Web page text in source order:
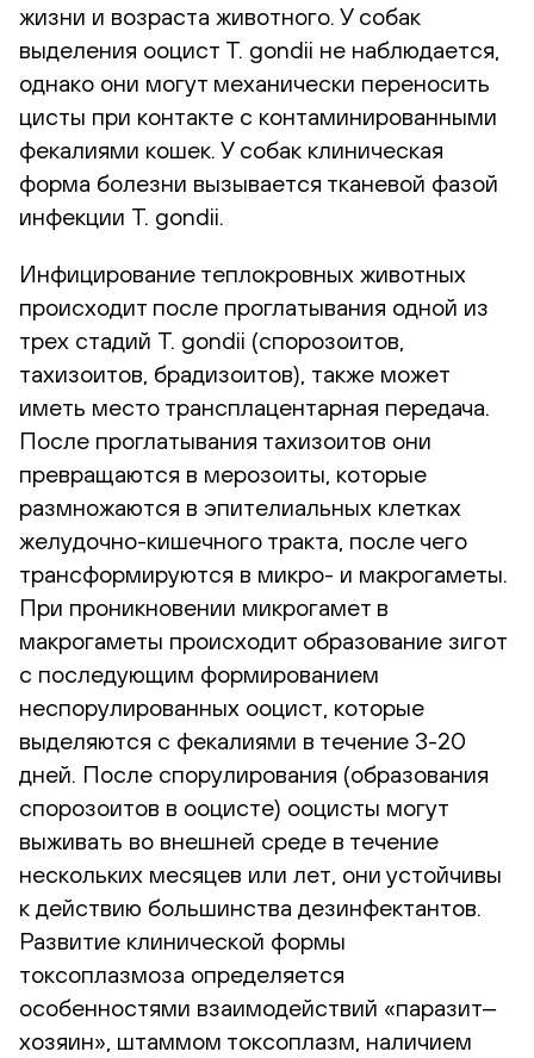
жизни и возраста животного. У собак
выделения ооцист T. gondii не наблюдается,
однако они могут механически переносить
цисты при контакте с контаминированными
фекалиями кошек. У собак клиническая
форма болезни вызывается тканевой фазой
инфекции T. gondii.
Инфицирование теплокровных животных
происходит после проглатывания одной из
трех стадий T. gondii (спорозоитов,
тахизоитов, брадизоитов), также может
иметь место трансплацентарная передача.
После проглатывания тахизоитов они
превращаются в мерозоиты, которые
размножаются в эпителиальных клетках
желудочно-кишечного тракта, после чего
трансформируются в микро- и макрогаметы.
При проникновении микрогамет в
макрогаметы происходит образование зигот
с последующим формированием
неспорулированных ооцист, которые
выделяются с фекалиями в течение 3-20
дней. После спорулирования (образования
спорозоитов в ооцисте) ооцисты могут
выживать во внешней среде в течение
нескольких месяцев или лет, они устойчивы
к действию большинства дезинфектантов.
Развитие клинической формы
токсоплазмоза определяется
особенностями взаимодействий «паразит‒
хозяин», штаммом токсоплазм, наличием